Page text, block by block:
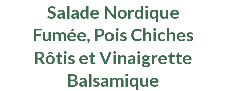
Salade Nordique
Fumée, Pois Chiches
Rôtis et Vinaigrette
Balsamique